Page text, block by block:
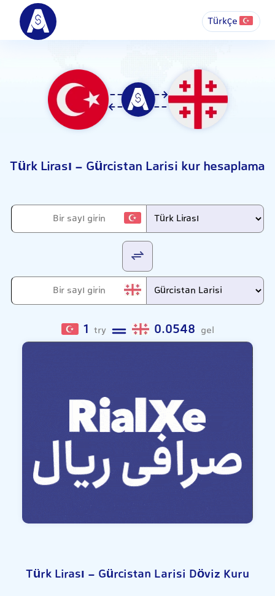
Türkçe
Türk Lirası - Gürcistan Larisi kur hesaplama
1 try 0.0548 gel
Türk Lirası - Gürcistan Larisi Döviz Kuru